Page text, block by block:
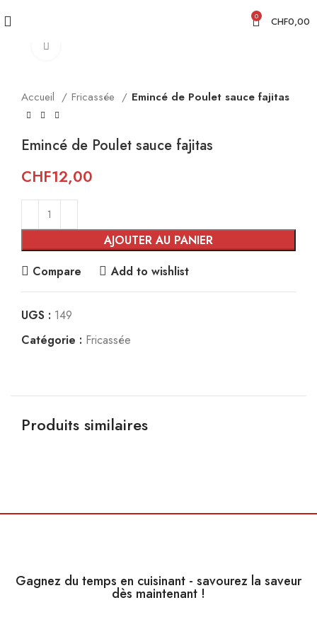
0 CHF0,00
Accueil Fricassée Emincé de Poulet sauce fajitas
Emincé de Poulet sauce fajitas
CHF12,00
AJOUTER AU PANIER
Compare
Add to wishlist
UGS : 149
Catégorie : Fricassée
Produits similaires
CHF11,00
Gagnez du temps en cuisinant - savourez la saveur
dès maintenant !